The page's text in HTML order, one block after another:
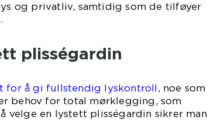
og privatliv, samtidig som de tilføyer
plisségardin
for å gi fullstendig lyskontroll , noe som
behov for total mørklegging, som
velge en lystett plisségardin sikrer man